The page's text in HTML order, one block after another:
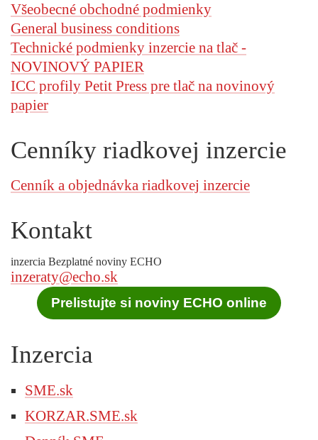
Všeobecné obchodné podmienky
General business conditions
Technické podmienky inzercie na tlač -
NOVINOVÝ PAPIER
ICC profily Petit Press pre tlač na novinový
papier
Cenníky riadkovej inzercie
Cenník a objednávka riadkovej inzercie
Kontakt
inzercia Bezplatné noviny ECHO
inzeraty@echo.sk
Prelistujte si noviny ECHO online
Inzercia
SME.sk
KORZAR.SME.sk